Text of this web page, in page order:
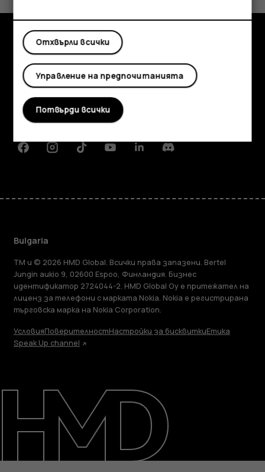
Информация
Ремонт, повторна употреба,
Изследвайте
Информация
Planet and people
FacebookInstagramTiktokYoutubeLinkedinDiscord
Bulgaria
TM и © 2026 HMD Global. Всички права запазени. Bertel
Jungin aukio 9, 02600 Espoo, Финландия. Бизнес
идентификатор 2724044-2. HMD Global Oy е притежател на
лиценз за телефони с марката Nokia. Nokia е регистрирана
търговска марка на Nokia Corporation.
УсловияПоверителностНастройки за бисквиткиЕтика
Speak Up channel
Отхвърли всички
Управление на предпочитанията
Потвърди всички